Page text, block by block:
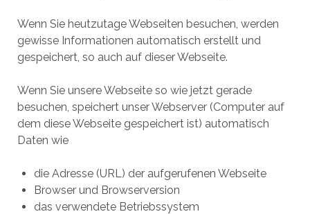
Wenn Sie heutzutage Webseiten besuchen, werden
gewisse Informationen automatisch erstellt und
gespeichert, so auch auf dieser Webseite.
Wenn Sie unsere Webseite so wie jetzt gerade
besuchen, speichert unser Webserver (Computer auf
dem diese Webseite gespeichert ist) automatisch
Daten wie
die Adresse (URL) der aufgerufenen Webseite
Browser und Browserversion
das verwendete Betriebssystem